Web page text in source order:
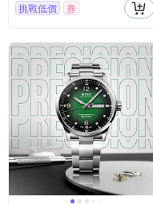
挑戰低價 券